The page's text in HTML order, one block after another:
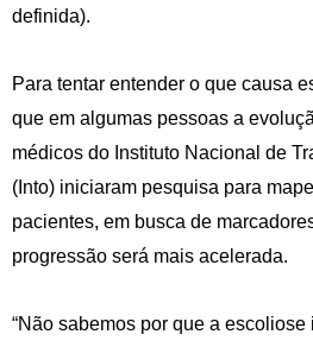
definida).
Para tentar entender o que causa
que em algumas pessoas a
médicos do Instituto Nacional de
(Into) iniciaram pesquisa para
pacientes, em busca de
progressão será mais acelerada.
“Não sabemos por que a escoliose